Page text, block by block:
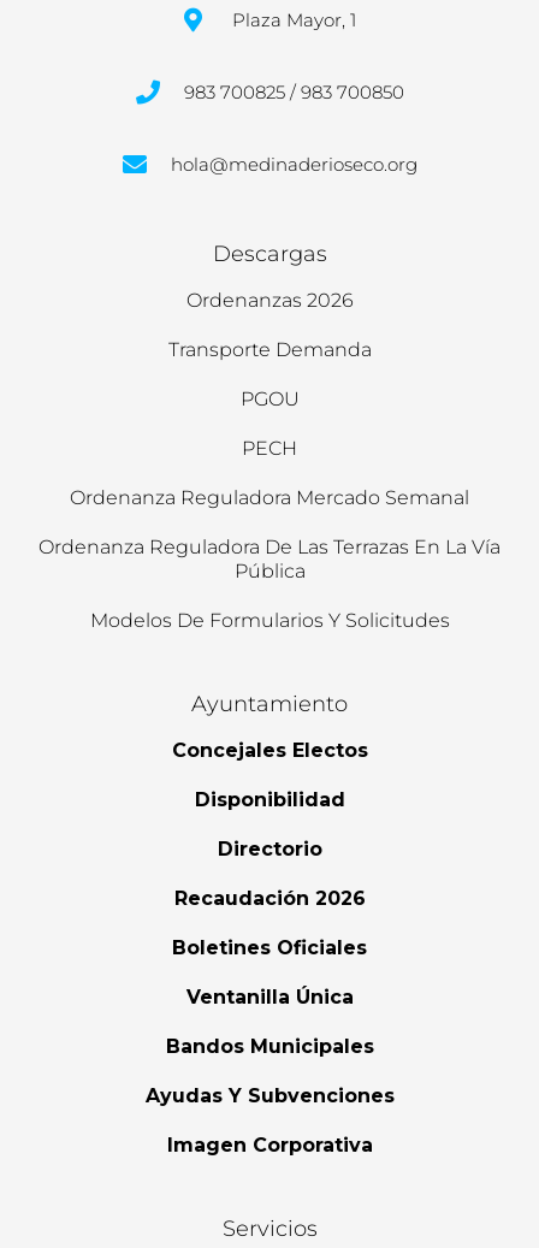
Plaza Mayor, 1
983 700825 / 983 700850
hola@medinaderioseco.org
Descargas
Ordenanzas 2026
Transporte Demanda
PGOU
PECH
Ordenanza Reguladora Mercado Semanal
Ordenanza Reguladora De Las Terrazas En La Vía
Pública
Modelos De Formularios Y Solicitudes
Ayuntamiento
Concejales Electos
Disponibilidad
Directorio
Recaudación 2026
Boletines Oficiales
Ventanilla Única
Bandos Municipales
Ayudas Y Subvenciones
Imagen Corporativa
Servicios